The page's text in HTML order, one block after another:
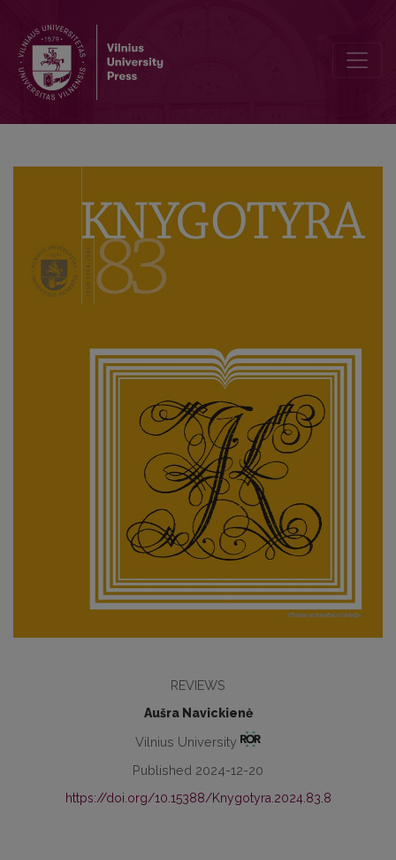
REVIEWS
Aušra Navickienė
Vilnius University
Published 2024-12-20
https://doi.org/10.15388/Knygotyra.2024.83.8